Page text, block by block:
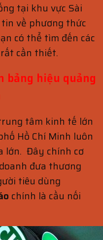
tại khu vực Sài
về phương thức
có thể tìm đến các
cần thiết.
bảng hiệu quảng
tâm kinh tế lớn
Hồ Chí Minh luôn
lớn. Đây chính cơ
đưa thương
tiêu dùng
chính là cầu nối